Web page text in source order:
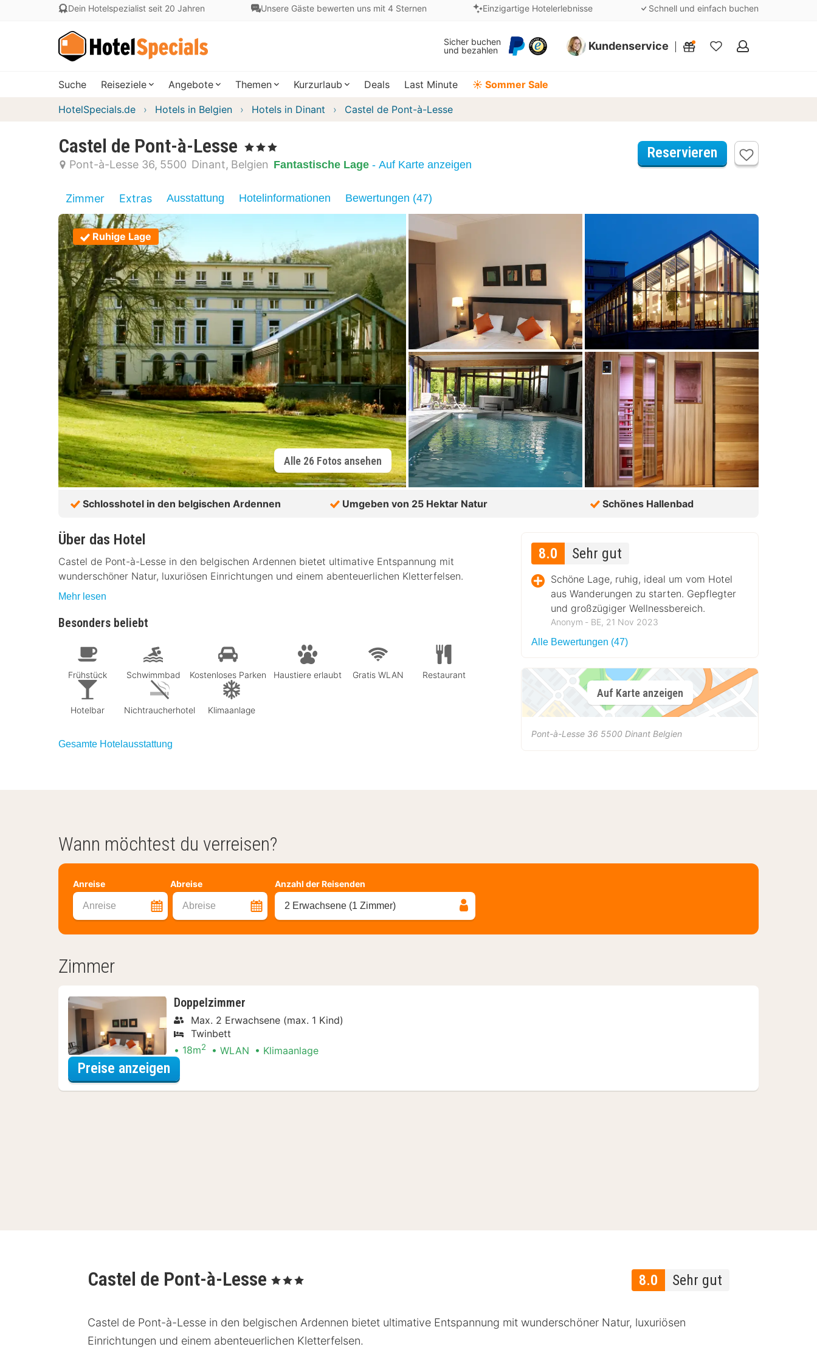
Dein Hotelspezialist seit 20 Jahren Unsere Gäste bewerten uns mit 4 Sternen Einzigartige Hotelerlebnisse Schnell und einfach buchen
Sicher buchen
und bezahlen
Kundenservice
Meine
Suche Reiseziele Angebote Themen Kurzurlaub Deals Last Minute ☀️ Sommer Sale
HotelSpecials.de Hotels in Belgien Hotels in Dinant Castel de Pont-à-Lesse
Castel de Pont-à-Lesse , 3 Sterne
Pont-à-Lesse 36 5500 Dinant Belgien Fantastische Lage - Auf Karte anzeigen
Reservieren
Zimmer Extras Ausstattung Hotelinformationen Bewertungen (47)
Ruhige Lage
Alle 26 Fotos ansehen
Schlosshotel in den belgischen Ardennen Umgeben von 25 Hektar Natur Schönes Hallenbad
Über das Hotel
Castel de Pont-à-Lesse in den belgischen Ardennen bietet ultimative Entspannung mit
wunderschöner Natur, luxuriösen Einrichtungen und einem abenteuerlichen Kletterfelsen.
Mehr lesen
Besonders beliebt
Frühstück Schwimmbad Kostenloses Parken Haustiere erlaubt Gratis WLAN Restaurant
Hotelbar Nichtraucherhotel Klimaanlage
Gesamte Hotelausstattung
8.0 Sehr gut
Schöne Lage, ruhig, ideal um vom Hotel
aus Wanderungen zu starten. Gepflegter
und großzügiger Wellnessbereich.
Anonym ‐ BE, 21 Nov 2023
Alle Bewertungen (47)
Auf Karte anzeigen
Pont-à-Lesse 36 5500 Dinant Belgien
Wann möchtest du verreisen?
Anreise Abreise
Anreise Abreise
Anzahl der Reisenden
2 Erwachsene (1 Zimmer)
Zimmer
Doppelzimmer
Max. 2 Erwachsene (max. 1 Kind)
Twinbett
18m2 WLAN Klimaanlage
Preise anzeigen
8.0 Sehr gut
Castel de Pont-à-Lesse , 3 Sterne
Castel de Pont-à-Lesse in den belgischen Ardennen bietet ultimative Entspannung mit wunderschöner Natur, luxuriösen
Einrichtungen und einem abenteuerlichen Kletterfelsen.